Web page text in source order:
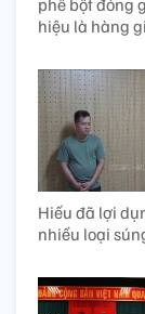
hiệu là hàng
Hiếu đã lợi
nhiều loại